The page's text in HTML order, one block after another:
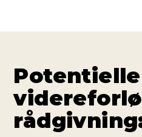
Potentielle